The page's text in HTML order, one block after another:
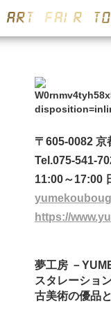
〒605-0082 京
Tel.075-541-
11:00～17:00
https://
夢工房 －
スタレーショ
古美術の優品